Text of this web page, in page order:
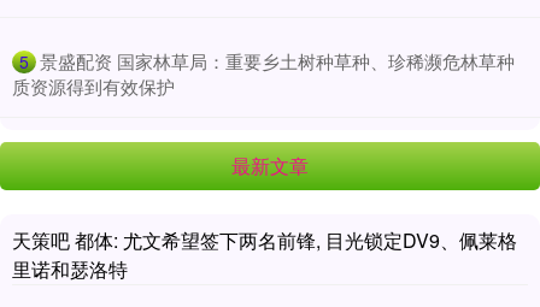
5 ​景盛配资 国家林草局：重要乡土树种草种、珍稀濒危林草种
质资源得到有效保护
最新文章
天策吧 都体: 尤文希望签下两名前锋, 目光锁定DV9、佩莱格
里诺和瑟洛特